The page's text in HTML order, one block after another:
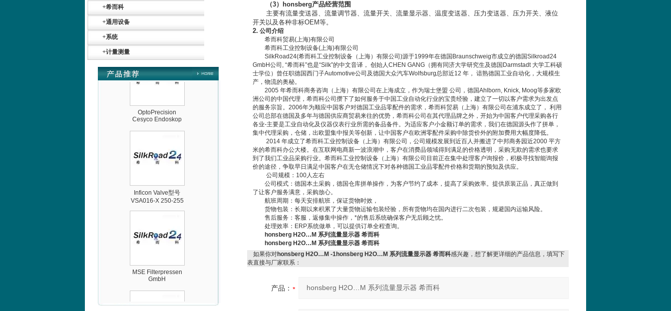
+希而科
+通用设备
+系统
+计量测量
Cesyco Endoskop
HTO 38 内窥镜
VSA016-X 250-255
GmbH
（3） honsberg产品经营范围
主要有流量变送器、流量调节器、流量开关、流量显示器、温度变送器、压力变送器、压力开关、液位
开关以及各种非标OEM等。
2. 公司介绍
希而科贸易(上海)有限公司
希而科工业控制设备(上海)有限公司
SilkRoad24(希而科工业控制设备（上海）有限公司 )源于1999年在德国 Braunschweig市成立的德国Silkroad24
GmbH公司 , “希而科”也是“Silk”的中文音译， 创始人CHEN GANG （拥有同济大学研究生及德国 Darmstadt 大学工科硕
士学位）曾任职德国西门子Automotive公司及德国大众汽车Wolfsburg总部近12 年， 谙熟德国工业自动化，大规模生
产，物流的奥秘。
2005 年希而科商务咨询（上海）有限公司在上海成立，作为瑞士堡盟 公司，德国Ahlborn, Knick, Moog等多家欧
洲公司的中国代理，希而科公司攒下了如何服务于中国工业自动化行业的宝贵经验，建立了一切以客户需求为出发点
的服务宗旨。 2006年为顺应中国客户对德国工业品零配件的需求，希而科贸易（上海）有限公司在浦东成立了， 利用
公司总部在德国及多年与德国供应商贸易来往的优势，希而科公司在其代理品牌之外，开始为中国客户代理采购各行
各业-主要是工业自动化及仪器仪表行业所需的备品备件。为适应客户小金额订单的需求，我们在德国源头作了拼单，
集中代理采购，仓储，出欧盟集中报关等创新，让中国客户在欧洲零配件采购中除货价外的附加费用大幅度降低。
2014 年成立了希而科工业控制设备（上海）有限公司，公司规模发展到近百人并搬进了中邦商务园近2000 平方
米的希而科办公大楼。在互联网电商新一波浪潮中，客户在消费品领域得到满足的价格透明，采购无欺的需求也要求
到了我们工业品采购行业。希而科工业控制设备（上海）有限公司目前正在集中处理客户询报价，积极寻找智能询报
价的途径，争取早日满足中国客户在无仓储情况下对各种德国工业品零配件价格和货期的预知及供应。
公司规模： 100人左右
公司模式：德国本土采购，德国仓库拼单操作，为客户节约了成本，提高了采购效率。提供原装正品，真正做到
了让客户服务满意，采购放心。
航班周期：每天安排航班，保证货物时效，
货物包装：长期以来积累了大量货物运输包装经验，所有货物均在国内进行二次包装，规避国内运输风险。
售后服务：客服，返修集中操作，*的售后系统确保客户无后顾之忧。
处理效率： ERP系统做单，可以提供订单全程查询。
honsberg H2O…M 系列流量显示器 希而科
honsberg H2O…M 系列流量显示器 希而科
如果你对honsberg H2O…M -1honsberg H2O…M 系列流量显示器 希而科感兴趣，想了解更详细的产品信息，填写下
表直接与厂家联系：
产品：